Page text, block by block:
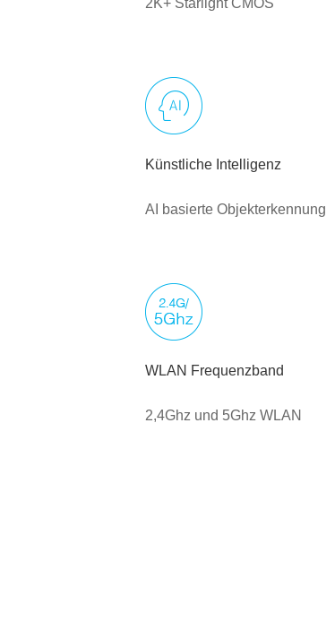
Künstliche Intelligenz
AI basierte Objekterkennung
WLAN Frequenzband
2,4Ghz und 5Ghz WLAN